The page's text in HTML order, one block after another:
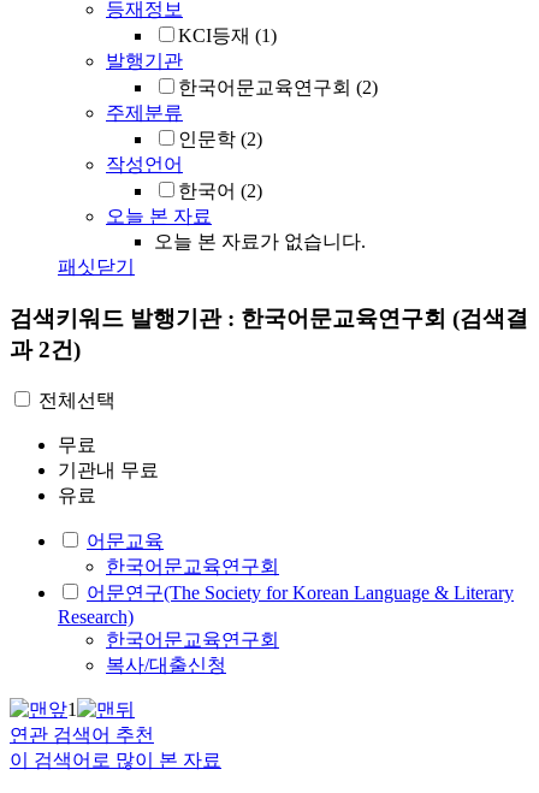
등재정보
KCI등재 (1)
발행기관
한국어문교육연구회 (2)
주제분류
인문학 (2)
작성언어
한국어 (2)
오늘 본 자료
오늘 본 자료가 없습니다.
패싯닫기
검색키워드 발행기관 : 한국어문교육연구회 (검색결
과 2건)
전체선택
무료
기관내 무료
유료
어문교육
한국어문교육연구회
어문연구(The Society for Korean Language & Literary
Research)
한국어문교육연구회
복사/대출신청
1
연관 검색어 추천
이 검색어로 많이 본 자료